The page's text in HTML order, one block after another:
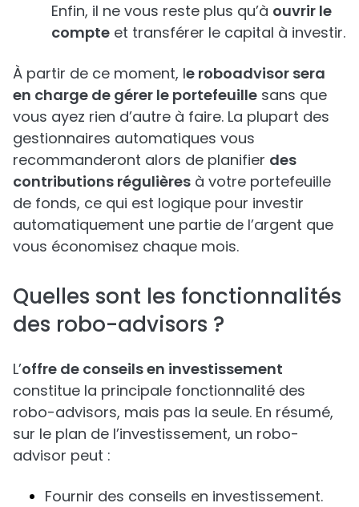
Enfin, il ne vous reste plus qu’à ouvrir le
compte et transférer le capital à investir.
À partir de ce moment, le roboadvisor sera
en charge de gérer le portefeuille sans que
vous ayez rien d’autre à faire. La plupart des
gestionnaires automatiques vous
recommanderont alors de planifier des
contributions régulières à votre portefeuille
de fonds, ce qui est logique pour investir
automatiquement une partie de l’argent que
vous économisez chaque mois.
Quelles sont les fonctionnalités
des robo-advisors ?
L’offre de conseils en investissement
constitue la principale fonctionnalité des
robo-advisors, mais pas la seule. En résumé,
sur le plan de l’investissement, un robo-
advisor peut :
Fournir des conseils en investissement.